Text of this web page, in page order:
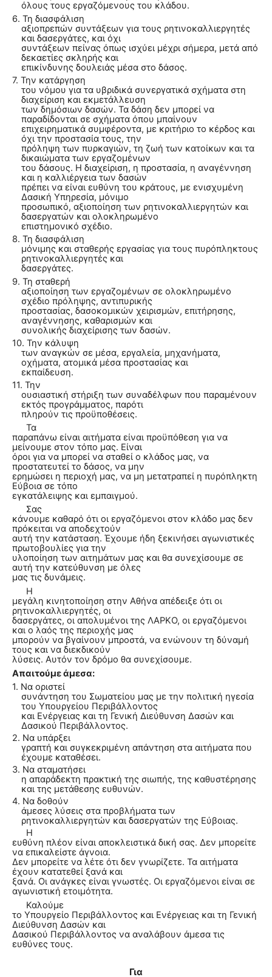
όλους τους εργαζόμενους του κλάδου.
6. Τη διασφάλιση
αξιοπρεπών συντάξεων για τους ρητινοκαλλιεργητές
και δασεργάτες, και όχι
συντάξεων πείνας όπως ισχύει μέχρι σήμερα, μετά από
δεκαετίες σκληρής και
επικίνδυνης δουλειάς μέσα στο δάσος.
7. Την κατάργηση
του νόμου για τα υβριδικά συνεργατικά σχήματα στη
διαχείριση και εκμετάλλευση
των δημόσιων δασών. Τα δάση δεν μπορεί να
παραδίδονται σε σχήματα όπου μπαίνουν
επιχειρηματικά συμφέροντα, με κριτήριο το κέρδος και
όχι την προστασία τους, την
πρόληψη των πυρκαγιών, τη ζωή των κατοίκων και τα
δικαιώματα των εργαζομένων
του δάσους. Η διαχείριση, η προστασία, η αναγέννηση
και η καλλιέργεια των δασών
πρέπει να είναι ευθύνη του κράτους, με ενισχυμένη
Δασική Υπηρεσία, μόνιμο
προσωπικό, αξιοποίηση των ρητινοκαλλιεργητών και
δασεργατών και ολοκληρωμένο
επιστημονικό σχέδιο.
8. Τη διασφάλιση
μόνιμης και σταθερής εργασίας για τους πυρόπληκτους
ρητινοκαλλιεργητές και
δασεργάτες.
9. Τη σταθερή
αξιοποίηση των εργαζομένων σε ολοκληρωμένο
σχέδιο πρόληψης, αντιπυρικής
προστασίας, δασοκομικών χειρισμών, επιτήρησης,
αναγέννησης, καθαρισμών και
συνολικής διαχείρισης των δασών.
10. Την κάλυψη
των αναγκών σε μέσα, εργαλεία, μηχανήματα,
οχήματα, ατομικά μέσα προστασίας και
εκπαίδευση.
11. Την
ουσιαστική στήριξη των συναδέλφων που παραμένουν
εκτός προγράμματος, παρότι
πληρούν τις προϋποθέσεις.
Τα
παραπάνω είναι αιτήματα είναι προϋπόθεση για να
μείνουμε στον τόπο μας. Είναι
όροι για να μπορεί να σταθεί ο κλάδος μας, να
προστατευτεί το δάσος, να μην
ερημώσει η περιοχή μας, να μη μετατραπεί η πυρόπληκτη
Εύβοια σε τόπο
εγκατάλειψης και εμπαιγμού.
Σας
κάνουμε καθαρό ότι οι εργαζόμενοι στον κλάδο μας δεν
πρόκειται να αποδεχτούν
αυτή την κατάσταση. Έχουμε ήδη ξεκινήσει αγωνιστικές
πρωτοβουλίες για την
υλοποίηση των αιτημάτων μας και θα συνεχίσουμε σε
αυτή την κατεύθυνση με όλες
μας τις δυνάμεις.
Η
μεγάλη κινητοποίηση στην Αθήνα απέδειξε ότι οι
ρητινοκαλλιεργητές, οι
δασεργάτες, οι απολυμένοι της ΛΑΡΚΟ, οι εργαζόμενοι
και ο λαός της περιοχής μας
μπορούν να βγαίνουν μπροστά, να ενώνουν τη δύναμή
τους και να διεκδικούν
λύσεις. Αυτόν τον δρόμο θα συνεχίσουμε.
Απαιτούμε άμεσα:
1. Να οριστεί
συνάντηση του Σωματείου μας με την πολιτική ηγεσία
του Υπουργείου Περιβάλλοντος
και Ενέργειας και τη Γενική Διεύθυνση Δασών και
Δασικού Περιβάλλοντος.
2. Να υπάρξει
γραπτή και συγκεκριμένη απάντηση στα αιτήματα που
έχουμε καταθέσει.
3. Να σταματήσει
η απαράδεκτη πρακτική της σιωπής, της καθυστέρησης
και της μετάθεσης ευθυνών.
4. Να δοθούν
άμεσες λύσεις στα προβλήματα των
ρητινοκαλλιεργητών και δασεργατών της Εύβοιας.
Η
ευθύνη πλέον είναι αποκλειστικά δική σας. Δεν μπορείτε
να επικαλείστε άγνοια.
Δεν μπορείτε να λέτε ότι δεν γνωρίζετε. Τα αιτήματα
έχουν κατατεθεί ξανά και
ξανά. Οι ανάγκες είναι γνωστές. Οι εργαζόμενοι είναι σε
αγωνιστική ετοιμότητα.
Καλούμε
το Υπουργείο Περιβάλλοντος και Ενέργειας και τη Γενική
Διεύθυνση Δασών και
Δασικού Περιβάλλοντος να αναλάβουν άμεσα τις
ευθύνες τους.
Για